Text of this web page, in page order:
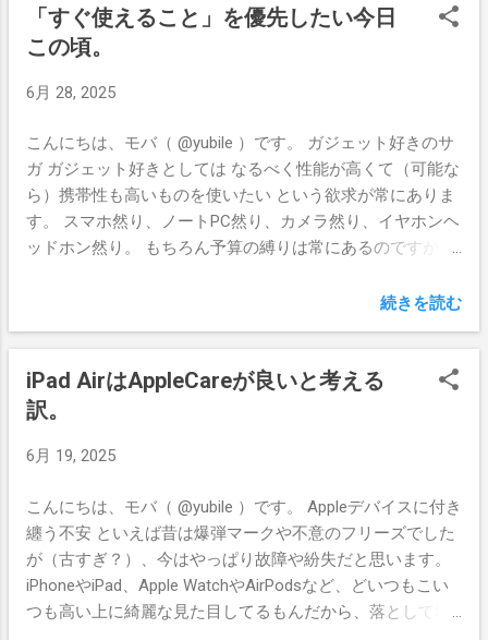
すると光学ズームとデジタルズームを勝手に（？）使い分
けたりするので、カメラが統一されたことで違和感は減
こだわりがないんですよね。このところ引きこもり気味の
激減してまして、ぶっちゃけiPhone 17 Airのシングルカメ
ラでも十分かも？ まあ、一般的にはカメラ凄い方が良い
んでしょう。 地味に全モデル120Hzは嬉しい iPhoneのPro
モデルや、iPad Proを選ぶ理由として大きかったであろう
ProMotionが、全モデルに搭載されるとのこと。これは地味
を探すことにしました。 LM Studio をインストールして幾
つかのLLMを試した結果、僕が使っている 2022年モデル
に動くのは、サイズが10GB未満程度のLLMです。 ちなみ
らうために GGUF よりも MLX を優先して選びました。
google/gemma-3-12b google/gemma-3n-e4b
google/gemma-3-270m-it qwen/qwen3-4b-2507
qwen/qwen3-4b-thinking-2507 liquid/lfm2-1.2b llama-3.1-
swallow-8b-instruct-v0.2 などが、快適〜我慢できるレベル
モデルは基本的に賢いです gemma 3 270mは容量も食わな
いし速いのですが、ファインチューニングにより何かに特
化する前提の作りなので、故に一番遊べそうです qwen3 は
deepseek と同じく中国製なので、ちょっと怖いのですが、
割と日本語処理が自然で動作も軽い（中国系と思しき偽広
の許す限り複数のLLMに同じタスクを投げてみて、結果を
「すぐ使えること」を優先したい今日
この頃。
6月 28, 2025
こんにちは、モバ（ @yubile ）です。 ガジェット好きのサ
ガ ガジェット好きとしては なるべく性能が高くて（可能な
ら）携帯性も高いものを使いたい という欲求が常にありま
す。 スマホ然り、ノートPC然り、カメラ然り、イヤホンヘ
ッドホン然り。 もちろん予算の縛りは常にあるのですが、
すると、例えばスマホやPCはハイエンド一択、カメラは一
は有線高級モデルをアンプにバランス接続とか、高音質＆
ノイキャンの高級ワイヤレス機なんてことになってしまう
わけです。 スマホやノートPCはそれでもいいのですが、カ
ン＋ポタアンはケーブルや電源管理の手間が、高級ワイヤ
そうなるとですね、結局使わなくなっちゃうってことに最
近気づいたんです。今更。 機動力優先！ 割り切るんだ！
使わなくなっちゃうともったいないです。極端な話、高画
質なカメラを何台持っていようが、写真を撮らないなら200
万画素でもスマホカメラで撮った面白い写真の方がずっと
続きを読む
iPad AirはAppleCareが良いと考える
訳。
6月 19, 2025
こんにちは、モバ（ @yubile ）です。 Appleデバイスに付き
纏う不安 といえば昔は爆弾マークや不意のフリーズでした
が（古すぎ？）、今はやっぱり故障や紛失だと思います。
iPhoneやiPad、Apple WatchやAirPodsなど、どいつもこい
つも高い上に綺麗な見た目してるもんだから、落として壊